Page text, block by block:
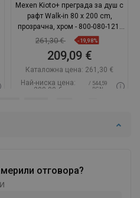
отговора?
Mexen Kioto+ преграда за душ с
рафт Walk-in 80 x 200 cm,
прозрачна, хром - 800-080-121-
01-00
261,30 € -19,98%
209,09 €
Каталожна цена: 261,30 €
Най-ниска цена:
209,09 €
/ 544,59
BGN
Добави в количката